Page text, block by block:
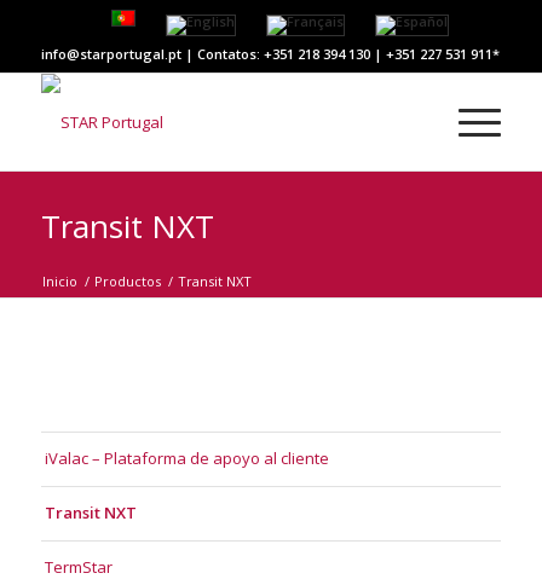
info@starportugal.pt | Contatos: +351 218 394 130 | +351 227 531 911
Transit NXT
Inicio / Productos / Transit NXT
iValac – Plataforma de apoyo al cliente
Transit NXT
TermStar